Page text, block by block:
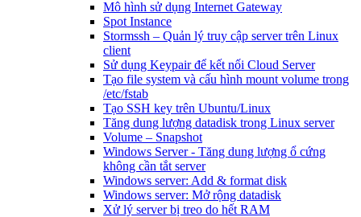
Mô hình sử dụng Internet Gateway
Spot Instance
Stormssh – Quản lý truy cập server trên Linux
client
Sử dụng Keypair để kết nối Cloud Server
Tạo file system và cấu hình mount volume trong
/etc/fstab
Tạo SSH key trên Ubuntu/Linux
Tăng dung lượng datadisk trong Linux server
Volume – Snapshot
Windows Server - Tăng dung lượng ổ cứng
không cần tắt server
Windows server: Add & format disk
Windows server: Mở rộng datadisk
Xử lý server bị treo do hết RAM